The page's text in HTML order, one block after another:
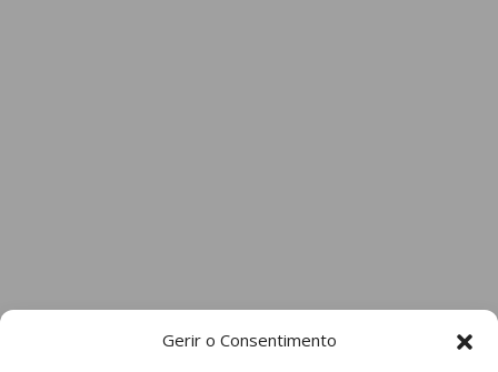
Gerir o Consentimento